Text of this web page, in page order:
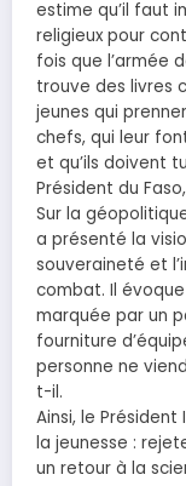
estime qu’il faut
religieux pour
fois que l’armée
trouve des livres
jeunes qui
chefs, qui leur
et qu’ils doivent
Président du
Sur la
a présenté la
souveraineté et
combat. Il
marquée par un
fourniture
personne ne
t-il.
Ainsi, le
la jeunesse :
un retour à la